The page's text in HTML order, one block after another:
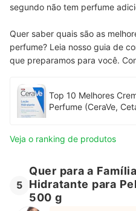
segundo não tem perfume
Quer saber quais são as
perfume? Leia nosso guia de
que preparamos para você.
Top 10 Melhores
Perfume
Veja o ranking de produtos
5
Quer para a
Hidratante para
500 g